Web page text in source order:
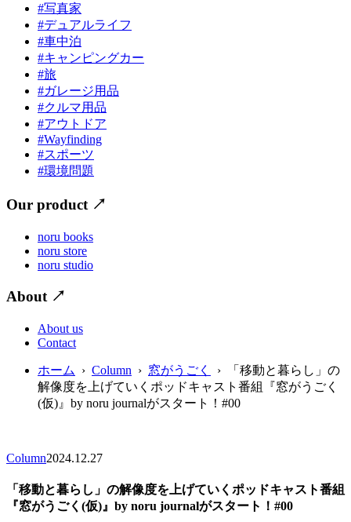
#写真家
#デュアルライフ
#車中泊
#キャンピングカー
#旅
#ガレージ用品
#クルマ用品
#アウトドア
#Wayfinding
#スポーツ
#環境問題
Our product ↗
noru books
noru store
noru studio
About ↗
About us
Contact
ホーム › Column › 窓がうごく
› 「移動と暮らし」の
解像度を上げていくポッドキャスト番組『窓がうごく
(仮)』by noru journalがスタート！#00
Column2024.12.27
「移動と暮らし」の解像度を上げていくポッドキャスト番組
『窓がうごく(仮)』by noru journalがスタート！#00